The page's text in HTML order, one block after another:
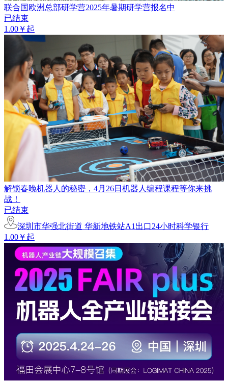
联合国欧洲总部研学营2025年暑期研学营报名中
已结束
1.00￥起
解锁春晚机器人的秘密，4月26日机器人编程课程等你来挑
战！
已结束
深圳市华强北街道 华新地铁站A1出口24小时科学银行
1.00￥起